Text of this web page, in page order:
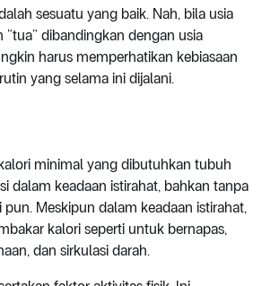
sesuatu yang baik. Nah, bila usia
dibandingkan dengan usia
harus memperhatikan kebiasaan
yang selama ini dijalani.
minimal yang dibutuhkan tubuh
dalam keadaan istirahat, bahkan tanpa
Meskipun dalam keadaan istirahat,
kalori seperti untuk bernapas,
dan sirkulasi darah.